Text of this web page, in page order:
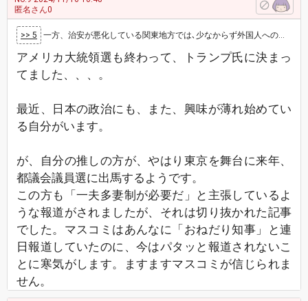
匿名さん0
>> 5 一方、治安が悪化している関東地方では､少なからず外国人へのヘイトが増えています。闇バイト事件含めて、何かにつけて「陰謀論」的な話が聞こえてき…
アメリカ大統領選も終わって、トランプ氏に決まっ
てました、、、。
最近、日本の政治にも、また、興味が薄れ始めてい
る自分がいます。
が、自分の推しの方が、やはり東京を舞台に来年、
都議会議員選に出馬するようです。
この方も「一夫多妻制が必要だ」と主張しているよ
うな報道がされましたが、それは切り抜かれた記事
でした。マスコミはあんなに「おねだり知事」と連
日報道していたのに、今はパタッと報道されないこ
とに寒気がします。ますますマスコミが信じられま
せん。